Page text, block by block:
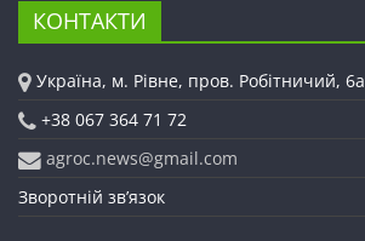
КОНТАКТИ
Україна, м. Рівне, пров. Робітничий, 6а
+38 067 364 71 72
agroc.news@gmail.com
Зворотній зв’язок